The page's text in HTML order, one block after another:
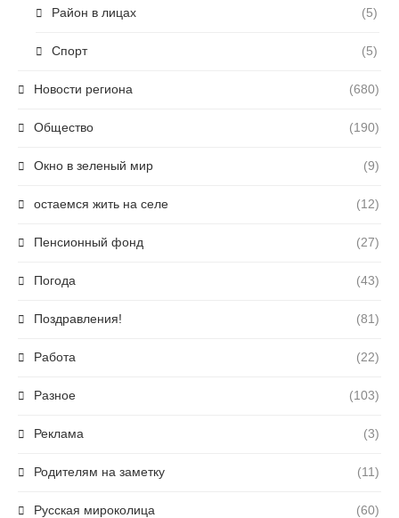
Район в лицах (5)
Спорт (5)
Новости региона (680)
Общество (190)
Окно в зеленый мир (9)
остаемся жить на селе (12)
Пенсионный фонд (27)
Погода (43)
Поздравления! (81)
Работа (22)
Разное (103)
Реклама (3)
Родителям на заметку (11)
Русская мироколица (60)